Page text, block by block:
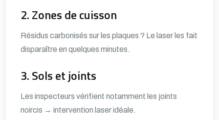
2. Zones de cuisson
Résidus carbonisés sur les plaques ? Le laser les fait
disparaître en quelques minutes.
3. Sols et joints
Les inspecteurs vérifient notamment les joints
noircis → intervention laser idéale.